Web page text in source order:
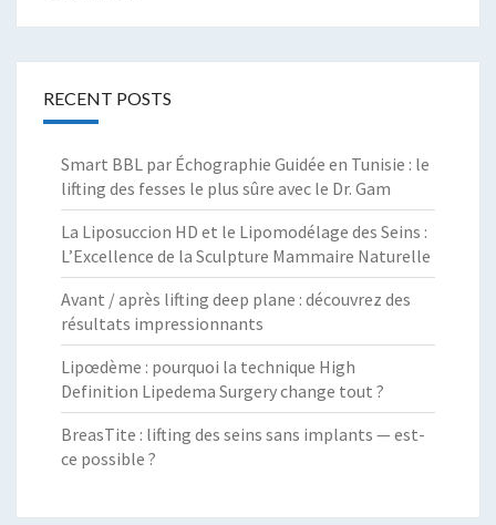
RECENT POSTS
Smart BBL par Échographie Guidée en Tunisie : le
lifting des fesses le plus sûre avec le Dr. Gam
La Liposuccion HD et le Lipomodélage des Seins :
L’Excellence de la Sculpture Mammaire Naturelle
Avant / après lifting deep plane : découvrez des
résultats impressionnants
Lipœdème : pourquoi la technique High
Definition Lipedema Surgery change tout ?
BreasTite : lifting des seins sans implants — est-
ce possible ?